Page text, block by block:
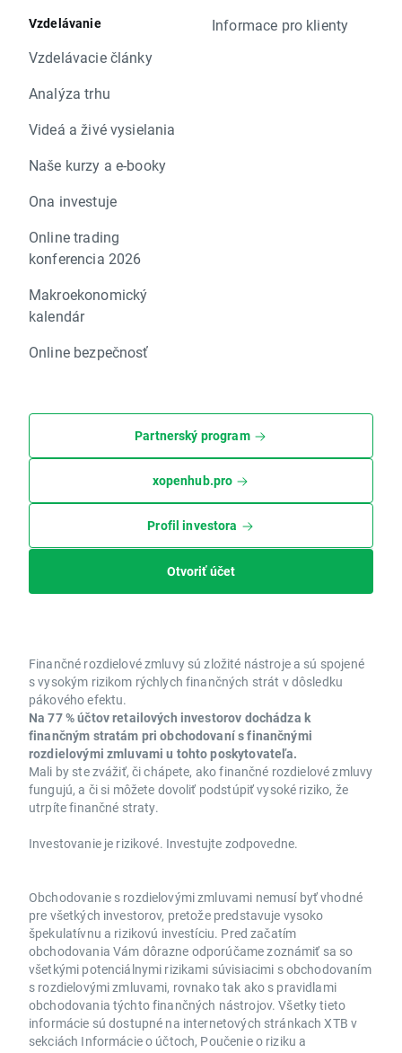
Vzdelávanie
Vzdelávacie články
Analýza trhu
Videá a živé vysielania
Naše kurzy a e-booky
Ona investuje
Online trading
konferencia 2026
Makroekonomický
kalendár
Online bezpečnosť
Informace pro klienty
Partnerský program
xopenhub.pro
Profil investora
Otvoriť účet
Finančné rozdielové zmluvy sú zložité nástroje a sú spojené
s vysokým rizikom rýchlych finančných strát v dôsledku
pákového efektu.
Na 77 % účtov retailových investorov dochádza k
finančným stratám pri obchodovaní s finančnými
rozdielovými zmluvami u tohto poskytovateľa.
Mali by ste zvážiť, či chápete, ako finančné rozdielové zmluvy
fungujú, a či si môžete dovoliť podstúpiť vysoké riziko, že
utrpíte finančné straty.
Investovanie je rizikové. Investujte zodpovedne.
Obchodovanie s rozdielovými zmluvami nemusí byť vhodné
pre všetkých investorov, pretože predstavuje vysoko
špekulatívnu a rizikovú investíciu. Pred začatím
obchodovania Vám dôrazne odporúčame zoznámiť sa so
všetkými potenciálnymi rizikami súvisiacimi s obchodovaním
s rozdielovými zmluvami, rovnako tak ako s pravidlami
obchodovania týchto finančných nástrojov. Všetky tieto
informácie sú dostupné na internetových stránkach XTB v
sekciách Informácie o účtoch, Poučenie o riziku a